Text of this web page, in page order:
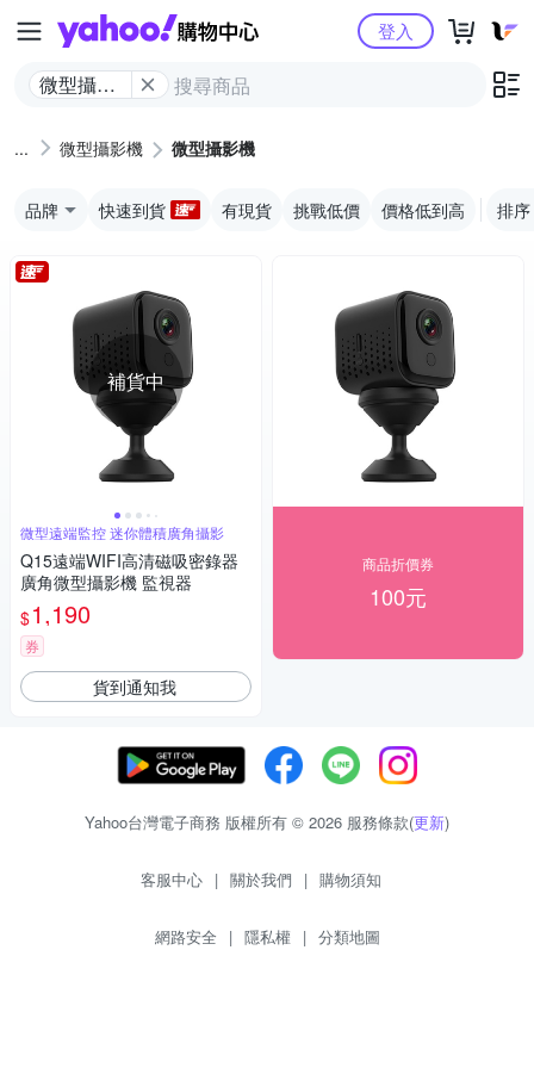
Yahoo購物中心
微型攝影
登入
微型攝影機 微型攝影機
品牌 快速到貨 有現貨 挑戰低價 價格低到高 排序
補貨中
微型遠端監控 迷你體積廣角攝影
Q15遠端WIFI高清磁吸密錄器
廣角微型攝影機 監視器
$1,190
券
貨到通知我
商品折價券
100元
Yahoo台灣電子商務 版權所有 © 2026 服務條款(更新)
客服中心 | 關於我們 | 購物須知
網路安全 | 隱私權 | 分類地圖